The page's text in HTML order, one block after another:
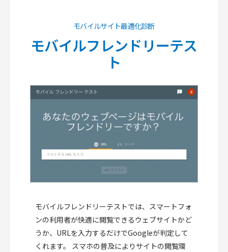
モバイルサイト最適化診断
モバイルフレンドリーテス
ト
モバイルフレンドリーテストでは、スマートフォ
ンの利用者が快適に閲覧できるウェブサイトかど
うか、URLを入力するだけでGoogleが判定して
くれます。
スマホの普及によりサイトの閲覧環